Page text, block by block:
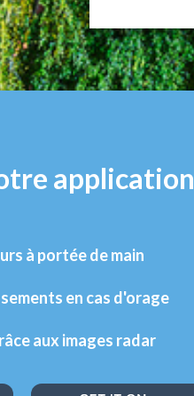
application
à portée de main
en cas d'orage
aux images radar